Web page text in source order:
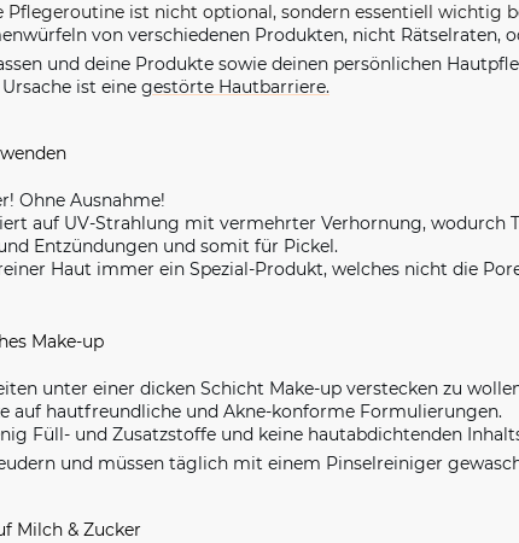
Pflegeroutine ist nicht optional, sondern essentiell wichtig
von verschiedenen Produkten, nicht
und deine Produkte sowie deinen persönlichen
ist eine gestörte Hautbarriere.
Ohne Ausnahme!
auf UV-Strahlung mit vermehrter Verhornung, wodurch
Entzündungen und somit für Pickel.
Haut immer ein Spezial-Produkt, welches nicht die
Make-up
unter einer dicken Schicht Make-up verstecken zu
auf hautfreundliche und Akne-konforme Formulierungen.
Füll- und Zusatzstoffe und keine hautabdichtenden
und müssen täglich mit einem Pinselreiniger
Milch & Zucker